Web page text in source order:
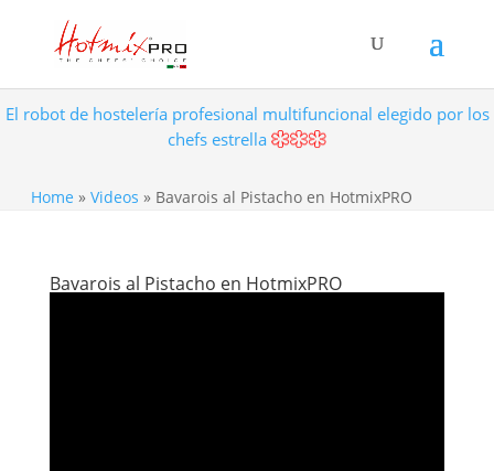
El robot de hostelería profesional multifuncional elegido por los
chefs estrella
Home » Videos » Bavarois al Pistacho en HotmixPRO
Bavarois al Pistacho en HotmixPRO